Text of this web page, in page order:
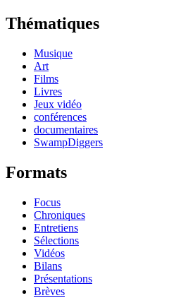
Thématiques
Musique
Art
Films
Livres
Jeux vidéo
conférences
documentaires
SwampDiggers
Formats
Focus
Chroniques
Entretiens
Sélections
Vidéos
Bilans
Présentations
Brèves